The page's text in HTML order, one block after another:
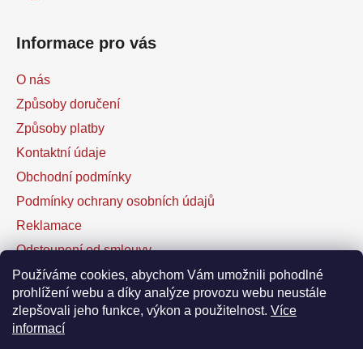
Používáme cookies, abychom Vám umožnili pohodlné
prohlížení webu a díky analýze provozu webu neustále
zlepšovali jeho funkce, výkon a použitelnost. Více
informací
Informace pro vás
O nás
Způsoby doručení
Způsoby platby
Kontaktní údaje
Obchodní podmínky
Podmínky ochrany osobních údajů
Reklamace
Odstoupení od smlouvy
Kontaktní formulář
Facebook